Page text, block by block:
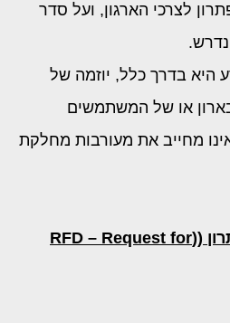
לצרכי הארגון, ועל סדר
היא בדרך כלל, יוזמה של
או של המשתמשים
מחייב את מעורבות מחלקת
(
(RFD – Request for